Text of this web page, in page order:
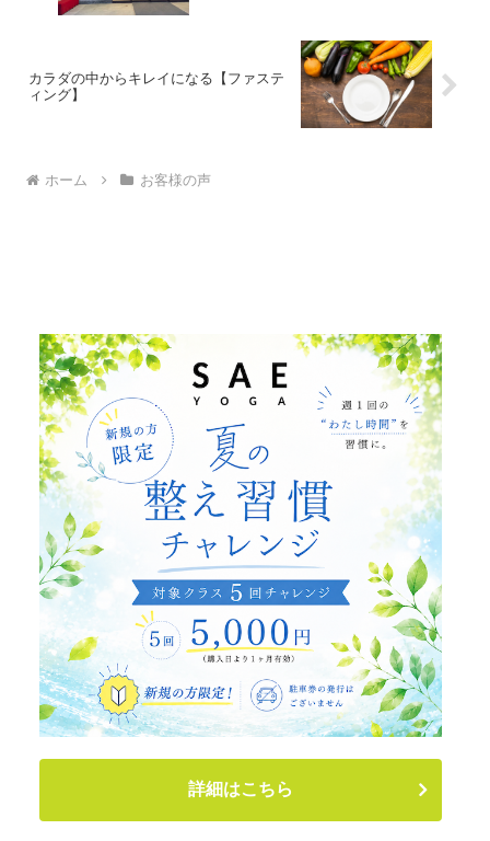
カラダの中からキレイになる【ファステ
ィング】
ホーム お客様の声
詳細はこちら